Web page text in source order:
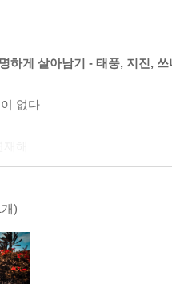
하게 살아남기 - 태풍, 지진, 쓰
없다
닷속의 지진
)